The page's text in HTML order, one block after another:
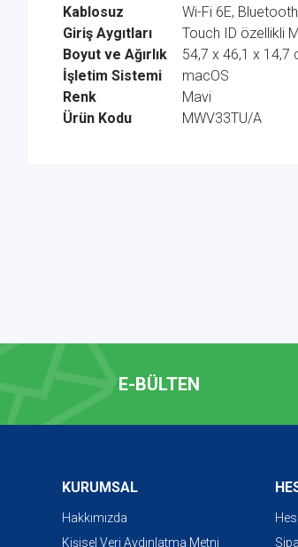
Kablosuz
Wi-Fi 6E,
Giriş Aygıtları
Touch ID özellikli
Boyut ve Ağırlık
54,7 x 46,1 x 14,7
İşletim Sistemi
macOS
Renk
Mavi
Ürün Kodu
MWV33TU/A
E-BÜLTEN
KURUMSAL
Hakkımızda
Kişisel Veri Aydınlatma Metni